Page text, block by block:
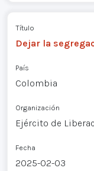
Título
Dejar la
País
Colombia
Organización
Ejército de
Fecha
2025-02-03